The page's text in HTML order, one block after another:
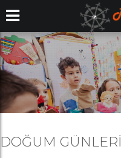
DOĞUM GÜNLERI